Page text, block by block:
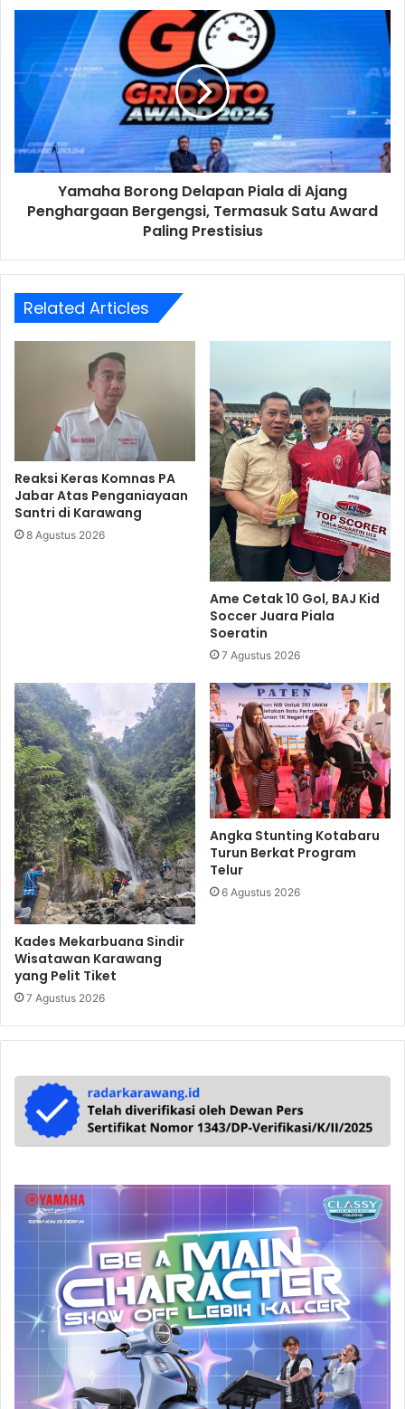
Delapan
Piala
Ajang
Penghargaan
Bergengsi,
Termasuk
Award
Yamaha Borong Delapan Piala di Ajang
Penghargaan Bergengsi, Termasuk Satu Award
Paling Prestisius
Related Articles
Reaksi Keras Komnas PA
Jabar Atas Penganiayaan
Santri di Karawang
8 Agustus 2026
Ame Cetak 10 Gol, BAJ Kid
Soccer Juara Piala
Soeratin
7 Agustus 2026
Kades Mekarbuana Sindir
Wisatawan Karawang
yang Pelit Tiket
7 Agustus 2026
Angka Stunting Kotabaru
Turun Berkat Program
Telur
6 Agustus 2026